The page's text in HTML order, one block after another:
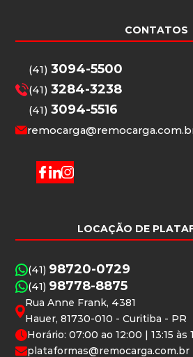
CONTATOS
(41)3094-5500
(41)3284-3238
(41)3094-5516
LOCAÇÃO DE
(41) 98720-0729
(41) 98778-8875
Rua Anne Frank, 4381
Hauer, 81730-010 - Curitiba - PR
Horário: 07:00 ao 12:00 | 13:15 às
plataformas@remocarga.com.br